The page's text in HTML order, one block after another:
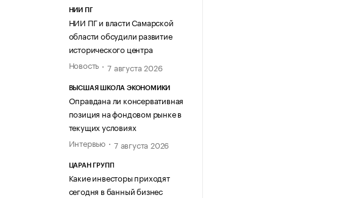
НИИ ПГ
НИИ ПГ и власти Самарской
области обсудили развитие
исторического центра
Новость
7 августа 2026
ВЫСШАЯ ШКОЛА ЭКОНОМИКИ
Оправдана ли консервативная
позиция на фондовом рынке в
текущих условиях
Интервью
7 августа 2026
ЦАРАН ГРУПП
Какие инвесторы приходят
сегодня в банный бизнес